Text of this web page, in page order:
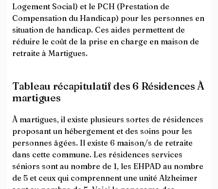
Logement Social) et le PCH (Prestation de
Compensation du Handicap) pour les personnes en
situation de handicap. Ces aides permettent de
réduire le coût de la prise en charge en maison de
retraite à Martigues.
Tableau récapitulatif des 6 Résidences À
martigues
À martigues, il existe plusieurs sortes de résidences
proposant un hébergement et des soins pour les
personnes âgées. Il existe 6 maison/s de retraite
dans cette commune. Les résidences services
séniors sont au nombre de 1, les EHPAD au nombre
de 5 et ceux qui comprennent une unité Alzheimer